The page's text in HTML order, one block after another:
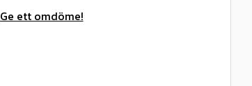
Ge ett omdöme!